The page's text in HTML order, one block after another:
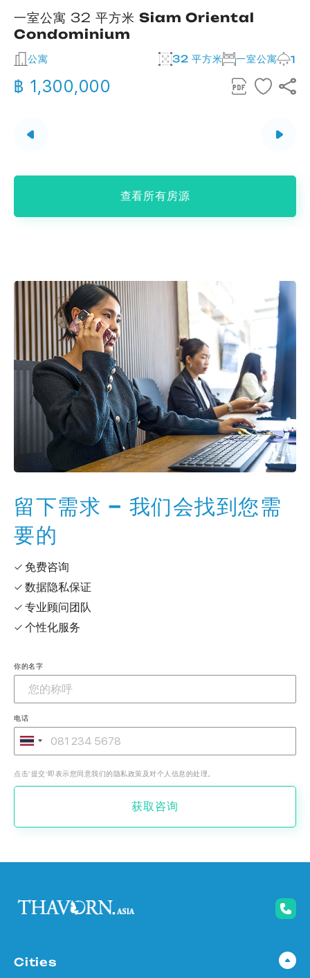
一室公寓 32 平方米 Siam Oriental
Condominium
公寓 32 平方米 一室公寓 1
฿ 1,300,000
查看所有房源
留下需求 – 我们会找到您需
要的
✓ 免费咨询
✓ 数据隐私保证
✓ 专业顾问团队
✓ 个性化服务
你的名字
电话
点击‘提交’即表示您同意我们的隐私政策及对个人信息的处理。
获取咨询
Cities